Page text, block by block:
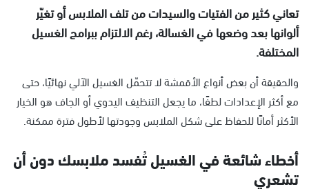
تعاني كثير من الفتيات والسيدات من تلف الملابس أو تغيّر
ألوانها بعد وضعها في الغسالة، رغم الالتزام ببرامج الغسيل
المختلفة.
والحقيقة أن بعض أنواع الأقمشة لا تتحمّل الغسيل الآلي نهائيًا، حتى
مع أكثر الإعدادات لطفًا، ما يجعل التنظيف اليدوي أو الجاف هو الخيار
الأكثر أمانًا للحفاظ على شكل الملابس وجودتها لأطول فترة ممكنة.
أخطاء شائعة في الغسيل تُفسد ملابسك دون أن
تشعري